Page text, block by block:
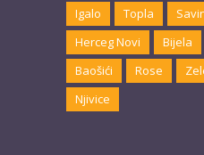
Igalo Topla
Herceg Novi
Bijela
Baošići
Rose
Njivice